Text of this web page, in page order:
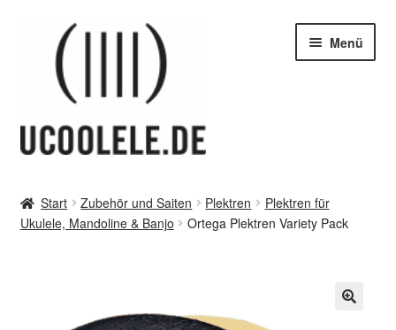
Navigation
springen
springen
Menü
Tipps
öffnen
vor Ort – in Leipzig
Start Zubehör und Saiten Plektren
Plektren für
Ukulele, Mandoline & Banjo
Ortega Plektren Variety Pack